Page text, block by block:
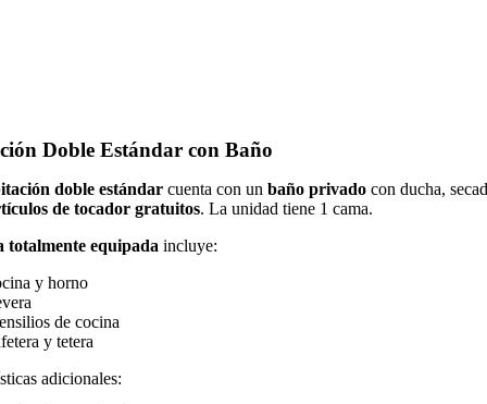
Doble Estándar con Baño
doble estándar cuenta con un baño privado con ducha,
de tocador gratuitos. La unidad tiene 1 cama.
totalmente equipada incluye:
y horno
de cocina
y tetera
adicionales: